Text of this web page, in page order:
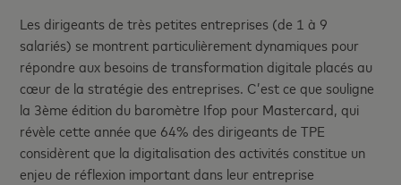
Les dirigeants de très petites entreprises (de 1 à 9
salariés) se montrent particulièrement dynamiques pour
répondre aux besoins de transformation digitale placés au
cœur de la stratégie des entreprises. C’est ce que souligne
la 3ème édition du baromètre Ifop pour Mastercard, qui
révèle cette année que 64% des dirigeants de TPE
considèrent que la digitalisation des activités constitue un
enjeu de réflexion important dans leur entreprise